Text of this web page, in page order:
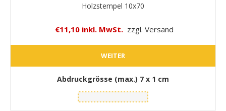
Holzstempel 10x70
€11,10 inkl. MwSt. zzgl. Versand
WEITER
Abdruckgrösse (max.) 7 x 1 cm